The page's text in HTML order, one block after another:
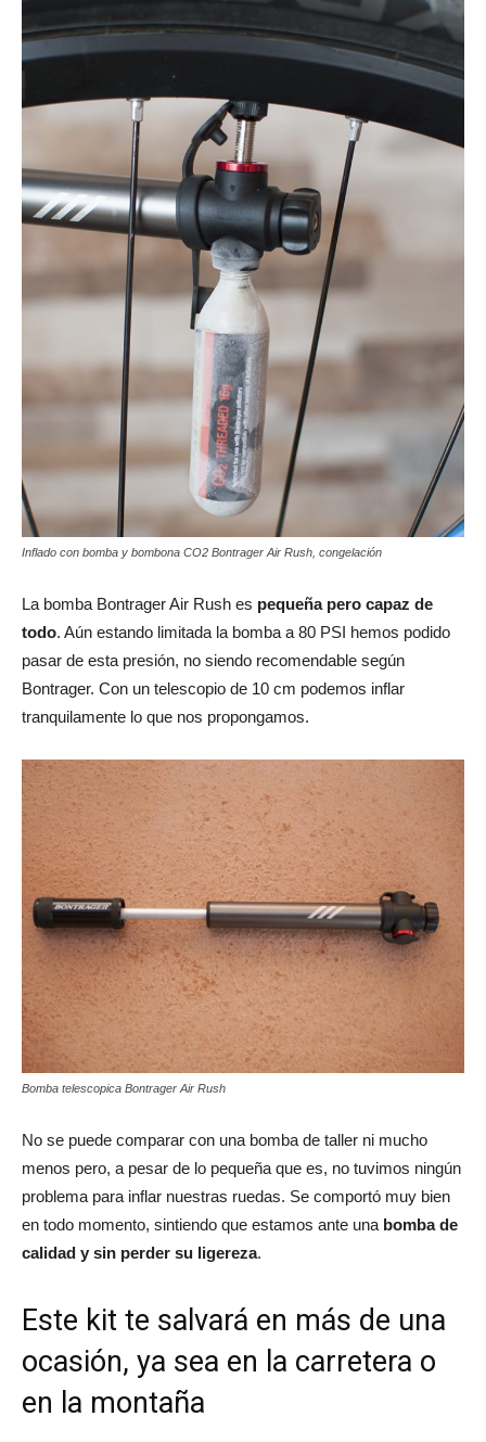
Inflado con bomba y bombona CO2 Bontrager Air Rush, congelación
La bomba Bontrager Air Rush es pequeña pero capaz de
todo. Aún estando limitada la bomba a 80 PSI hemos podido
pasar de esta presión, no siendo recomendable según
Bontrager. Con un telescopio de 10 cm podemos inflar
tranquilamente lo que nos propongamos.
Bomba telescopica Bontrager Air Rush
No se puede comparar con una bomba de taller ni mucho
menos pero, a pesar de lo pequeña que es, no tuvimos ningún
problema para inflar nuestras ruedas. Se comportó muy bien
en todo momento, sintiendo que estamos ante una bomba de
calidad y sin perder su ligereza.
Este kit te salvará en más de una
ocasión, ya sea en la carretera o
en la montaña